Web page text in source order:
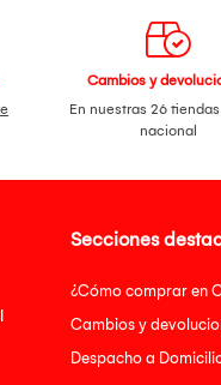
remoto, Manual, Pilas
del vendedor: 6 meses
Cambios y
En nuestras 26
nacional
Secciones
¿Cómo comprar en
Cambios y
Despacho a